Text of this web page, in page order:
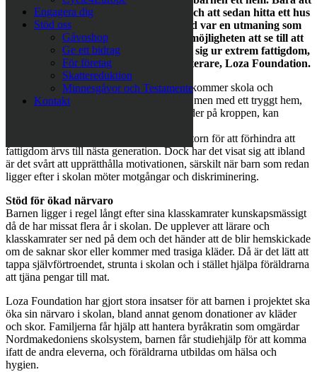
Engagera dig
Stöd oss
Gåvoshop
Ge ett bidrag
För företag
Skattereduktion
Minnesgåvor och Testamente
Kontakt
få avtalet på plats var en lång process och att sedan hitta ett hus
som familjen får plats i och har råd med var en utmaning som
drog ut på tiden. Men nu har vi också möjligheten att se till att
de får en utbildning och en chans att ta sig ur extrem fattigdom,
säger Sabina Grubbeson, generalsekreterare, Loza Foundation.
När varje dag är en kamp om överlevnad kommer skola och
utbildning långt ned på prioriteringslistan, men med ett tryggt hem,
ett arbete att gå till, mat för dagen och kläder på kroppen, kan
Att gå i skolan är den mest avgörande faktorn för att förhindra att
fattigdom ärvs till nästa generation. Dock har det visat sig att ibland
är det svårt att upprätthålla motivationen, särskilt när barn som redan
ligger efter i skolan möter motgångar och diskriminering.
Stöd för ökad närvaro
Barnen ligger i regel långt efter sina klasskamrater kunskapsmässigt
då de har missat flera år i skolan. De upplever att lärare och
klasskamrater ser ned på dem och det händer att de blir hemskickade
om de saknar skor eller kommer med trasiga kläder. Då är det lätt att
tappa självförtroendet, strunta i skolan och i stället hjälpa föräldrarna
att tjäna pengar till mat.
Loza Foundation har gjort stora insatser för att barnen i projektet ska
öka sin närvaro i skolan, bland annat genom donationer av kläder
och skor. Familjerna får hjälp att hantera byråkratin som omgärdar
Nordmakedoniens skolsystem, barnen får studiehjälp för att komma
ifatt de andra eleverna, och föräldrarna utbildas om hälsa och
hygien.